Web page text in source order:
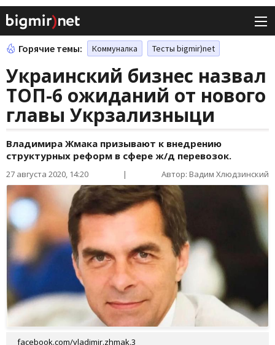
Горячие темы: Коммуналка Тесты bigmir)net
Украинский бизнес назвал
ТОП-6 ожиданий от нового
главы Укрзализныци
Владимира Жмака призывают к внедрению
структурных реформ в сфере ж/д перевозок.
27 августа 2020, 14:20 | Автор: Вадим Хлюдзинский
facebook.com/vladimir.zhmak.3